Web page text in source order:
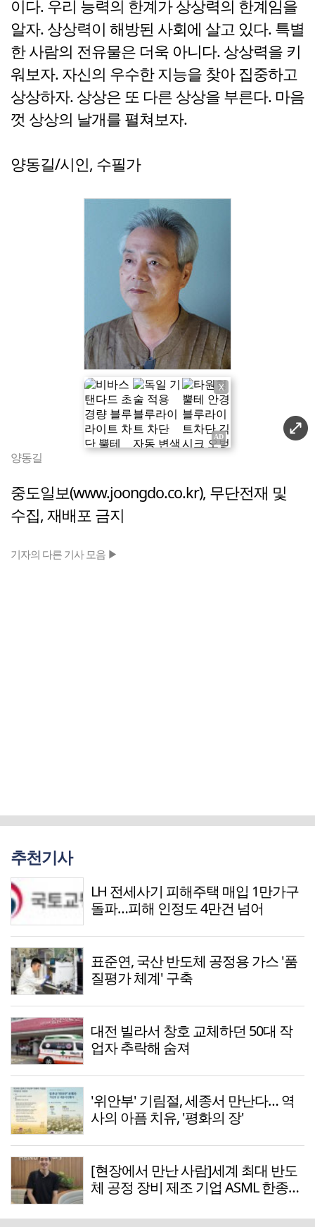
이다. 우리 능력의 한계가 상상력의 한계임을
알자. 상상력이 해방된 사회에 살고 있다. 특별
한 사람의 전유물은 더욱 아니다. 상상력을 키
워보자. 자신의 우수한 지능을 찾아 집중하고
상상하자. 상상은 또 다른 상상을 부른다. 마음
껏 상상의 날개를 펼쳐보자.
양동길/시인, 수필가
X
양동길
중도일보(www.joongdo.co.kr), 무단전재 및
수집, 재배포 금지
기자의 다른 기사 모음 ▶
추천기사
LH 전세사기 피해주택 매입 1만가구
돌파…피해 인정도 4만건 넘어
표준연, 국산 반도체 공정용 가스 '품
질평가 체계' 구축
대전 빌라서 창호 교체하던 50대 작
업자 추락해 숨져
'위안부' 기림절, 세종서 만난다… 역
사의 아픔 치유, '평화의 장'
[현장에서 만난 사람]세계 최대 반도
체 공정 장비 제조 기업 ASML 한종호